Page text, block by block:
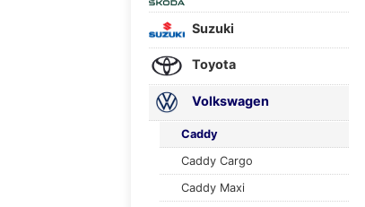
Suzuki
Toyota
Volkswagen
Caddy
Caddy Cargo
Caddy Maxi